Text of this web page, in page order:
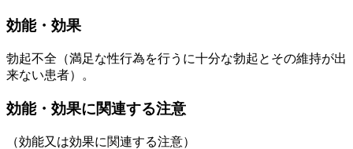
効能・効果
勃起不全（満足な性行為を行うに十分な勃起とその維持が出
来ない患者）。
効能・効果に関連する注意
（効能又は効果に関連する注意）